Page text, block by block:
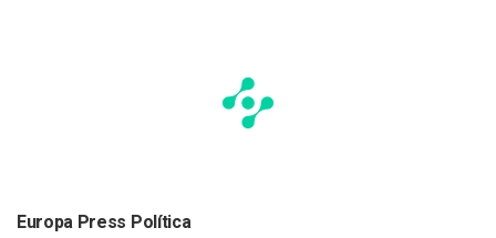
Europa Press Política